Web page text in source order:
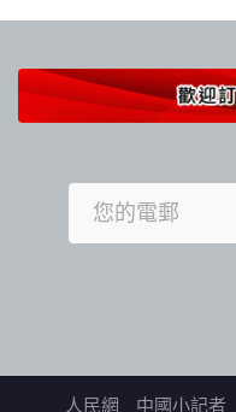
人民網 中國小記者